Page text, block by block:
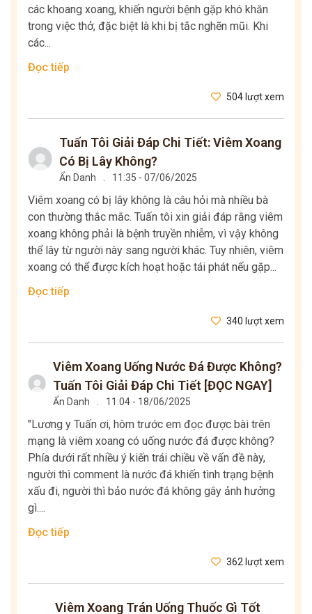
các khoang xoang, khiến người bệnh gặp khó khăn
trong việc thở, đặc biệt là khi bị tắc nghẽn mũi. Khi
các...
Đọc tiếp
504 lượt xem
Tuấn Tôi Giải Đáp Chi Tiết: Viêm Xoang
Có Bị Lây Không?
Ẩn Danh 11:35 - 07/06/2025
Viêm xoang có bị lây không là câu hỏi mà nhiều bà
con thường thắc mắc. Tuấn tôi xin giải đáp rằng viêm
xoang không phải là bệnh truyền nhiễm, vì vậy không
thể lây từ người này sang người khác. Tuy nhiên, viêm
xoang có thể được kích hoạt hoặc tái phát nếu gặp...
Đọc tiếp
340 lượt xem
Viêm Xoang Uống Nước Đá Được Không?
Tuấn Tôi Giải Đáp Chi Tiết [ĐỌC NGAY]
Ẩn Danh 11:04 - 18/06/2025
"Lương y Tuấn ơi, hôm trước em đọc được bài trên
mạng là viêm xoang có uống nước đá được không?
Phía dưới rất nhiều ý kiến trái chiều về vấn đề này,
người thì comment là nước đá khiến tình trạng bệnh
xấu đi, người thì bảo nước đá không gây ảnh hưởng
gì....
Đọc tiếp
362 lượt xem
Viêm Xoang Trán Uống Thuốc Gì Tốt